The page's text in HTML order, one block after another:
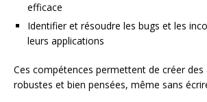
efficace
Identifier et résoudre les bugs et les
leurs applications
Ces compétences permettent de créer des
robustes et bien pensées, même sans